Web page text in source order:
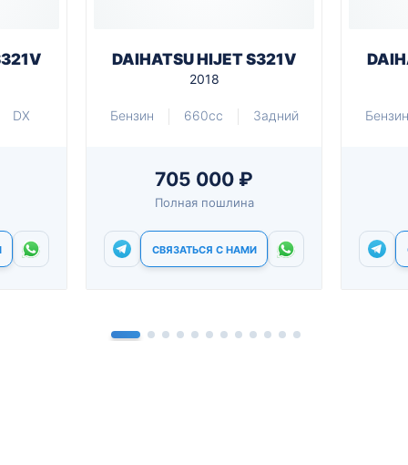
DX
DAIHATSU HIJET S321V
2018
Бензин 660cc Задний
705 000 ₽
Полная пошлина
СВЯЗАТЬСЯ С НАМИ
Бензин